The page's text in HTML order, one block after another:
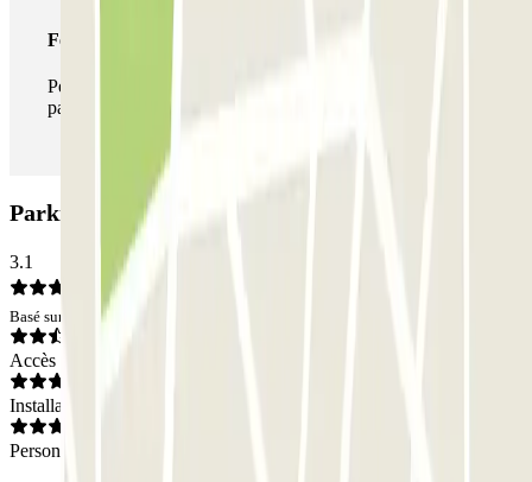
Forfait illimité
Pendant votre séjour, vous pouvez entrer et sortir du
parking aussi souvent que vous le souhaitez.
Parking Bâle - Neudorf Sud Zenpark: Avis
3.1
Basé sur 8 avis
Accès
Installations
Personnel